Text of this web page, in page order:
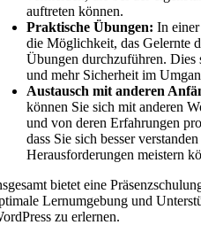
auftreten können.
Praktische Übungen: In
die Möglichkeit, das Gelernte
Übungen durchzuführen.
und mehr Sicherheit im
Austausch mit anderen
können Sie sich mit anderen
und von deren Erfahrungen
dass Sie sich besser
Herausforderungen meistern
bietet eine
Lernumgebung und
zu erlernen.